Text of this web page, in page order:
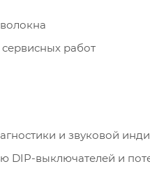
работ
и звуковой
DIP-выключателей и